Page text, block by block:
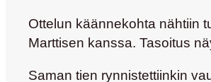
Ottelun käännekohta nähtiin
Marttisen kanssa. Tasoitus
Saman tien rynnistettiinkin